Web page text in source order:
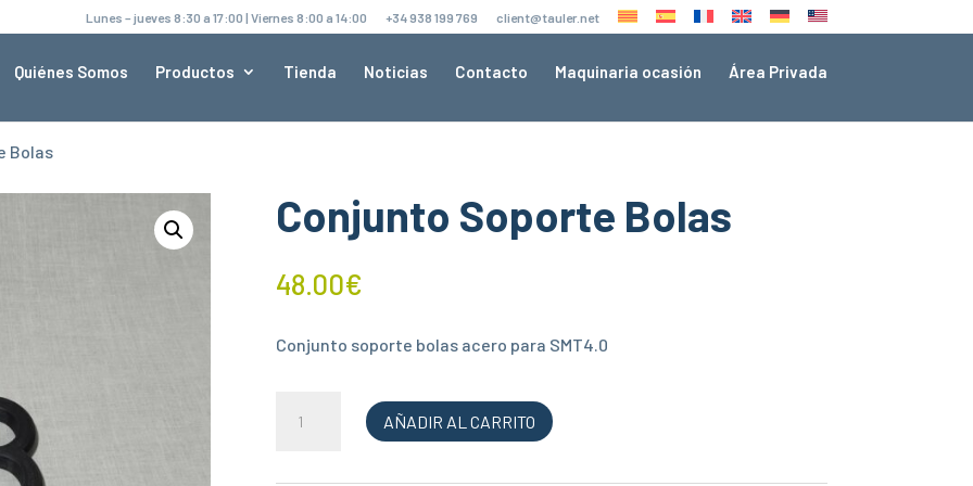
Lunes – jueves 8:30 a 17:00 | Viernes 8:00 a 14:00 +34 938 199 769 client@tauler.net
Quiénes Somos Productos Tienda Noticias Contacto Maquinaria ocasión Área Privada
Bolas
Conjunto Soporte Bolas
48.00€
Conjunto soporte bolas acero para SMT4.0
Soporte
AÑADIR AL CARRITO
×
y
de servicio